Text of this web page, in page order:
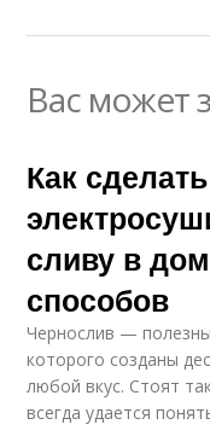
Вас может
Как
сливу в
способов
Чернослив —
которого созданы
любой вкус. Стоят
всегда удается